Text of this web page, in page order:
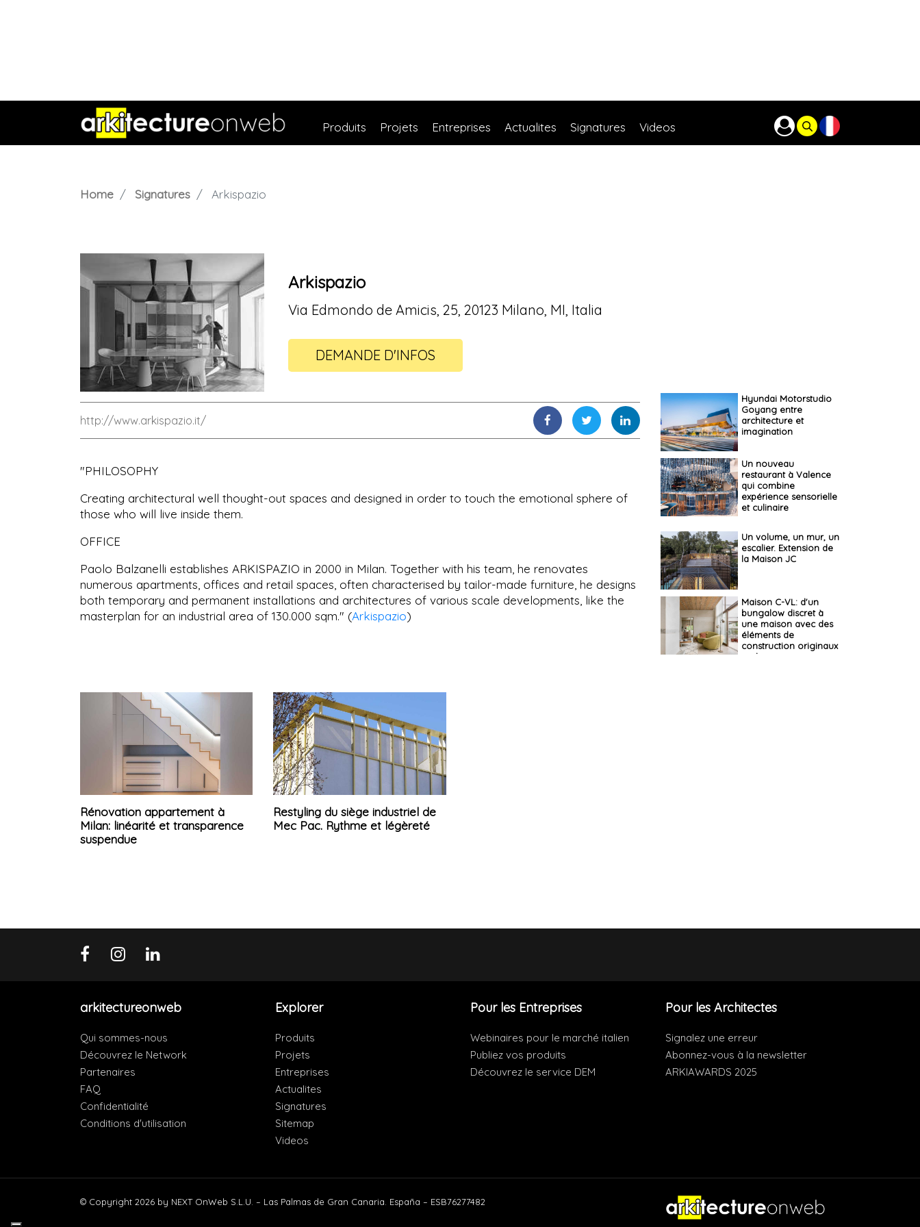
Produits Projets Entreprises Actualites Signatures Videos
Home Signatures Arkispazio
Arkispazio
Via Edmondo de Amicis, 25, 20123 Milano, MI, Italia
DEMANDE D'INFOS
http://www.arkispazio.it/
"PHILOSOPHY
Creating architectural well thought-out spaces and designed in order to touch the emotional sphere of
those who will live inside them.
OFFICE
Paolo Balzanelli establishes ARKISPAZIO in 2000 in Milan. Together with his team, he renovates
numerous apartments, offices and retail spaces, often characterised by tailor-made furniture, he designs
both temporary and permanent installations and architectures of various scale developments, like the
masterplan for an industrial area of 130.000 sqm." (Arkispazio)
Rénovation appartement à
Milan: linéarité et transparence
suspendue
Restyling du siège industriel de
Mec Pac. Rythme et légèreté
Hyundai Motorstudio
Goyang entre
architecture et
imagination
Un nouveau
restaurant à Valence
qui combine
expérience sensorielle
et culinaire
Un volume, un mur, un
escalier. Extension de
la Maison JC
Maison C-VL: d'un
bungalow discret à
une maison avec des
éléments de
construction originaux
et des espaces pour
arkitectureonweb
Qui sommes-nous
Découvrez le Network
Partenaires
FAQ
Confidentialité
Conditions d'utilisation
Explorer
Produits
Projets
Entreprises
Actualites
Signatures
Sitemap
Videos
Pour les Entreprises
Webinaires pour le marché italien
Publiez vos produits
Découvrez le service DEM
Pour les Architectes
Signalez une erreur
Abonnez-vous à la newsletter
ARKIAWARDS 2025
© Copyright 2026 by NEXT OnWeb S.L.U. – Las Palmas de Gran Canaria. España – ESB76277482